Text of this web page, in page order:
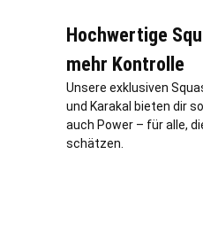
Hochwertige
mehr Kontrolle
Unsere exklusiven
und Karakal bieten dir
auch Power – für alle,
schätzen.